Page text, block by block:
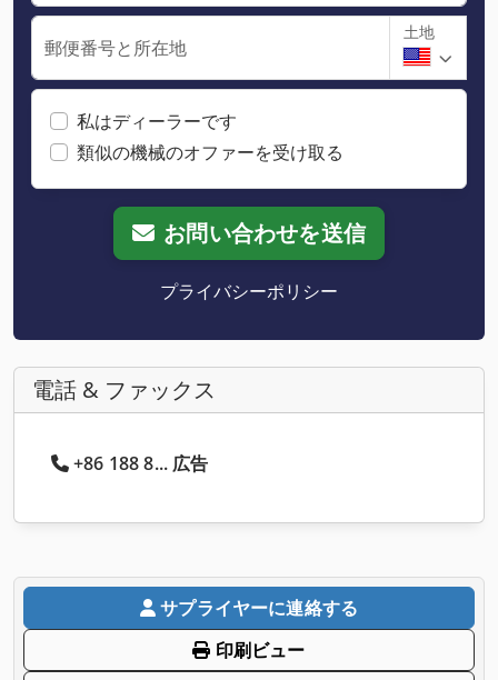
郵便番号と所在地
土地
私はディーラーです
類似の機械のオファーを受け取る
お問い合わせを送信
プライバシーポリシー
電話 & ファックス
+86 188 8... 広告
サプライヤーに連絡する
印刷ビュー